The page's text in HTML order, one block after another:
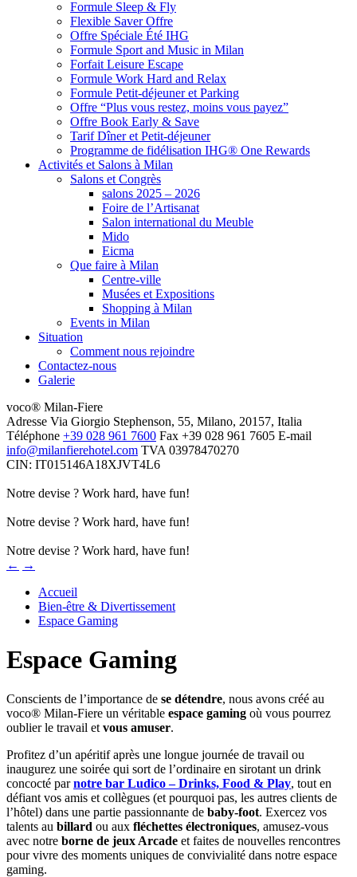
Formule Sleep & Fly
Flexible Saver Offre
Offre Spéciale Été IHG
Formule Sport and Music in Milan
Forfait Leisure Escape
Formule Work Hard and Relax
Formule Petit-déjeuner et Parking
Offre “Plus vous restez, moins vous payez”
Offre Book Early & Save
Tarif Dîner et Petit-déjeuner
Programme de fidélisation IHG® One Rewards
Activités et Salons à Milan
Salons et Congrès
salons 2025 – 2026
Foire de l’Artisanat
Salon international du Meuble
Mido
Eicma
Que faire à Milan
Centre-ville
Musées et Expositions
Shopping à Milan
Events in Milan
Situation
Comment nous rejoindre
Contactez-nous
Galerie
voco® Milan-Fiere
Adresse Via Giorgio Stephenson, 55, Milano, 20157, Italia
Téléphone +39 028 961 7600 Fax +39 028 961 7605 E-mail
info@milanfierehotel.com TVA 03978470270
CIN: IT015146A18XJVT4L6
Notre devise ? Work hard, have fun!
Notre devise ? Work hard, have fun!
Notre devise ? Work hard, have fun!
← →
Accueil
Bien-être & Divertissement
Espace Gaming
Espace Gaming
Conscients de l’importance de se détendre, nous avons créé au
voco® Milan-Fiere un véritable espace gaming où vous pourrez
oublier le travail et vous amuser.
Profitez d’un apéritif après une longue journée de travail ou
inaugurez une soirée qui sort de l’ordinaire en sirotant un drink
concocté parnotre bar Ludico – Drinks, Food & Play, tout en
défiant vos amis et collègues (et pourquoi pas, les autres clients de
l’hôtel) dans une partie passionnante de baby-foot. Exercez vos
talents au billard ou aux fléchettes électroniques, amusez-vous
avec notre borne de jeux Arcade et faites de nouvelles rencontres
pour vivre des moments uniques de convivialité dans notre espace
gaming.